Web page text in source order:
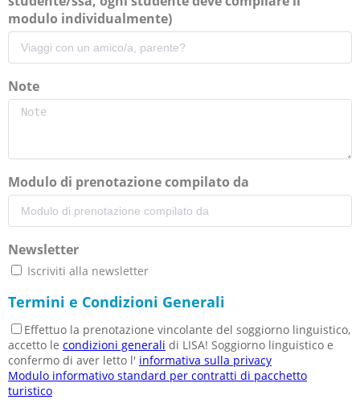
modulo individualmente)
Note
Modulo di prenotazione compilato da
Newsletter
Iscriviti alla newsletter
Termini e Condizioni Generali
Effettuo la prenotazione vincolante del soggiorno linguistico,
accetto le condizioni generali di LISA! Soggiorno linguistico e
confermo di aver letto l' informativa sulla privacy
Modulo informativo standard per contratti di pacchetto
turistico